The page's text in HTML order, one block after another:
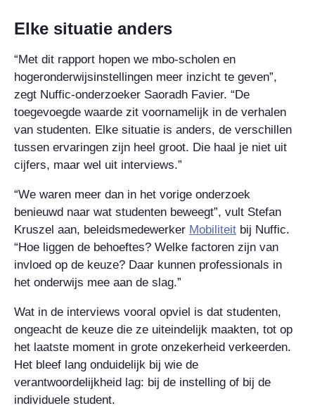
Elke situatie anders
“Met dit rapport hopen we mbo-scholen en
hogeronderwijsinstellingen meer inzicht te geven”,
zegt Nuffic-onderzoeker Saoradh Favier. “De
toegevoegde waarde zit voornamelijk in de verhalen
van studenten. Elke situatie is anders, de verschillen
tussen ervaringen zijn heel groot. Die haal je niet uit
cijfers, maar wel uit interviews.”
“We waren meer dan in het vorige onderzoek
benieuwd naar wat studenten beweegt”, vult Stefan
Kruszel aan, beleidsmedewerker Mobiliteit bij Nuffic.
“Hoe liggen de behoeftes? Welke factoren zijn van
invloed op de keuze? Daar kunnen professionals in
het onderwijs mee aan de slag.”
Wat in de interviews vooral opviel is dat studenten,
ongeacht de keuze die ze uiteindelijk maakten, tot op
het laatste moment in grote onzekerheid verkeerden.
Het bleef lang onduidelijk bij wie de
verantwoordelijkheid lag: bij de instelling of bij de
individuele student.